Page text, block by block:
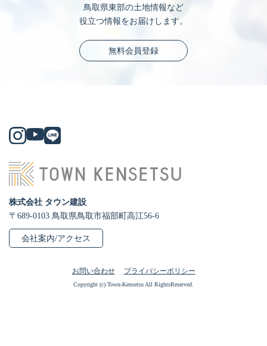
鳥取県東部の土地情報など
役立つ情報をお届けします。
無料会員登録
株式会社 タウン建設
〒689-0103 鳥取県鳥取市福部町高江56-6
会社案内/アクセス
お問い合わせ プライバシーポリシー
Copyright (c) Town-Kensetsu All RightsReserved.